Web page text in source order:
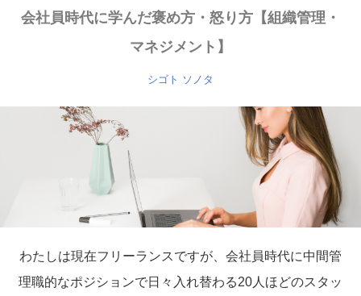
会社員時代に学んだ褒め方・怒り方【組織管理・
マネジメント】
シゴト ソノタ
わたしは現在フリーランスですが、会社員時代に中間管
理職的なポジションで日々入れ替わる20人ほどのスタッ